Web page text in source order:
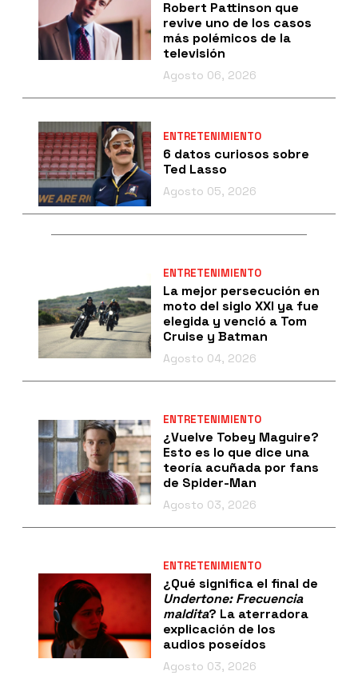
Robert Pattinson que
revive uno de los casos
más polémicos de la
televisión
Agosto 06, 2026
ENTRETENIMIENTO
6 datos curiosos sobre
Ted Lasso
Agosto 05, 2026
ENTRETENIMIENTO
La mejor persecución en
moto del siglo XXI ya fue
elegida y venció a Tom
Cruise y Batman
Agosto 04, 2026
ENTRETENIMIENTO
¿Vuelve Tobey Maguire?
Esto es lo que dice una
teoría acuñada por fans
de Spider-Man
Agosto 03, 2026
ENTRETENIMIENTO
¿Qué significa el final de
Undertone: Frecuencia
maldita? La aterradora
explicación de los
audios poseídos
Agosto 03, 2026